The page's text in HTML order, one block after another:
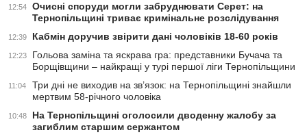
12:54
Очисні споруди могли забруднювати Серет: на
Тернопільщині триває кримінальне розслідування
12:39 Кабмін доручив звірити дані чоловіків 18-60 років
12:23
Гольова заміна та яскрава гра: представники Бучача та
Борщівщини – найкращі у турі першої ліги Тернопільщини
11:04
Три дні не виходив на зв’язок: на Тернопільщині знайшли
мертвим 58-річного чоловіка
10:48
На Тернопільщині оголосили дводенну жалобу за
загиблим старшим сержантом